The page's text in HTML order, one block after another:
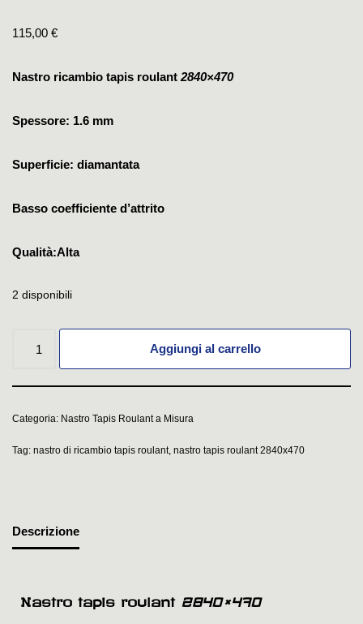
115,00 €
Nastro ricambio tapis roulant 2840×470
Spessore: 1.6 mm
Superficie: diamantata
Basso coefficiente d’attrito
Qualità:Alta
2 disponibili
Aggiungi al carrello
Categoria: Nastro Tapis Roulant a Misura
Tag: nastro di ricambio tapis roulant, nastro tapis roulant 2840x470
Descrizione
Nastro tapis roulant2840×470